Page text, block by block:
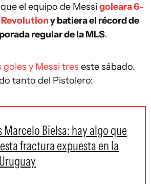
el equipo de Messi goleara 6-
Revolutiony batiera el récord de
regular de la MLS.
y Messi tres este sábado.
tanto del Pistolero:
Marcelo Bielsa: hay algo que
fractura expuesta en la